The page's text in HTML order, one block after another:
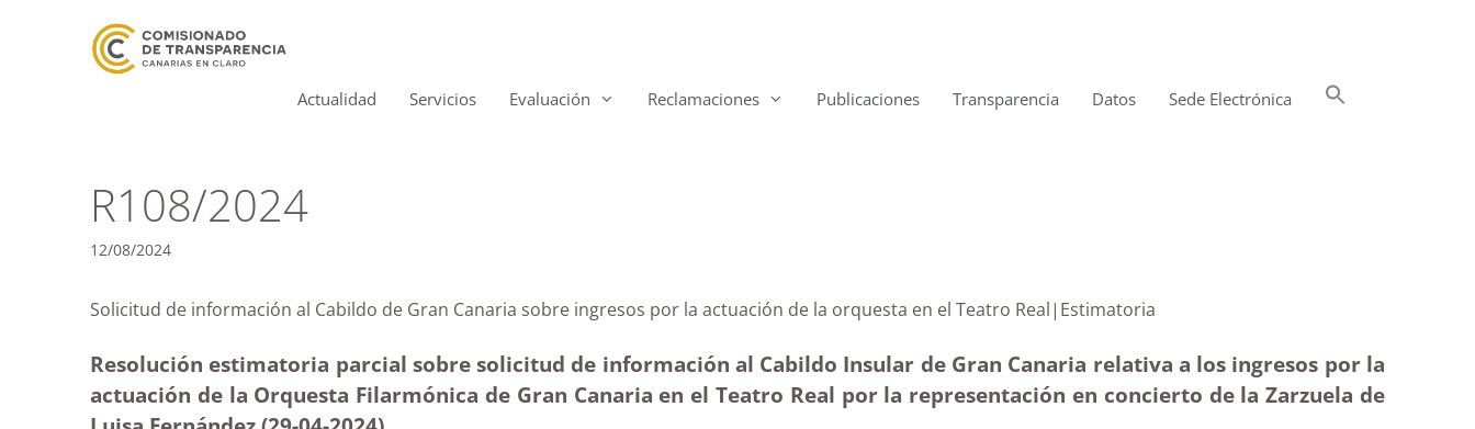
Actualidad Servicios Evaluación Reclamaciones Publicaciones Transparencia Datos Sede Electrónica
R108/2024
12/08/2024
Solicitud de información al Cabildo de Gran Canaria sobre ingresos por la actuación de la orquesta en el Teatro Real|Estimatoria
Resolución estimatoria parcial sobre solicitud de información al Cabildo Insular de Gran Canaria relativa a los ingresos por la
actuación de la Orquesta Filarmónica de Gran Canaria en el Teatro Real por la representación en concierto de la Zarzuela de